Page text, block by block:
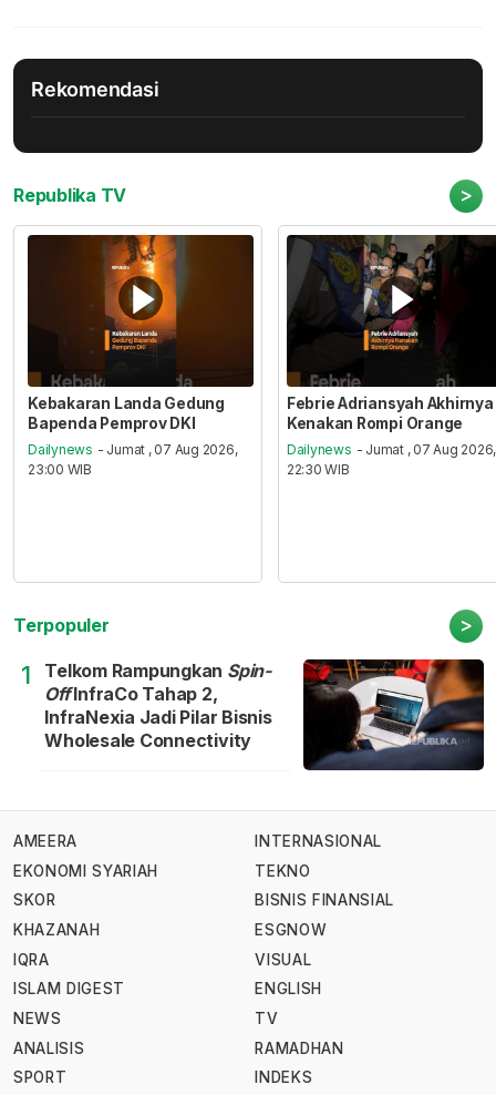
Rekomendasi
Republika TV >
Kebakaran Landa Gedung
Bapenda Pemprov DKI
Dailynews - Jumat , 07 Aug 2026,
23:00 WIB
Febrie Adriansyah Akhirnya
Kenakan Rompi Orange
Dailynews - Jumat , 07 Aug 2026,
22:30 WIB
Terpopuler >
1 Telkom Rampungkan Spin-
OffInfraCo Tahap 2,
InfraNexia Jadi Pilar Bisnis
Wholesale Connectivity
AMEERA
EKONOMI SYARIAH
SKOR
KHAZANAH
IQRA
ISLAM DIGEST
NEWS
ANALISIS
SPORT
INTERNASIONAL
TEKNO
BISNIS FINANSIAL
ESGNOW
VISUAL
ENGLISH
TV
RAMADHAN
INDEKS